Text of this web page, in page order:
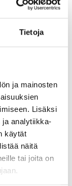
Tietoja
ja mainosten
Lisäksi
ja analytiikka-
käytät
näitä
tai joita on
SUKAT,
70%